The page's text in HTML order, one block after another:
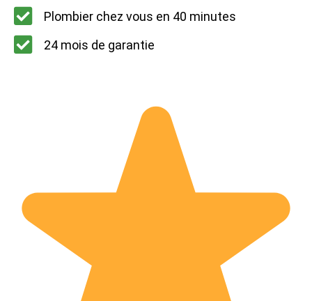
Plombier chez vous en 40 minutes
24 mois de garantie